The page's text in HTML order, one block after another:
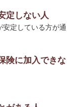
定しない人
定している方が通
険に加入できな